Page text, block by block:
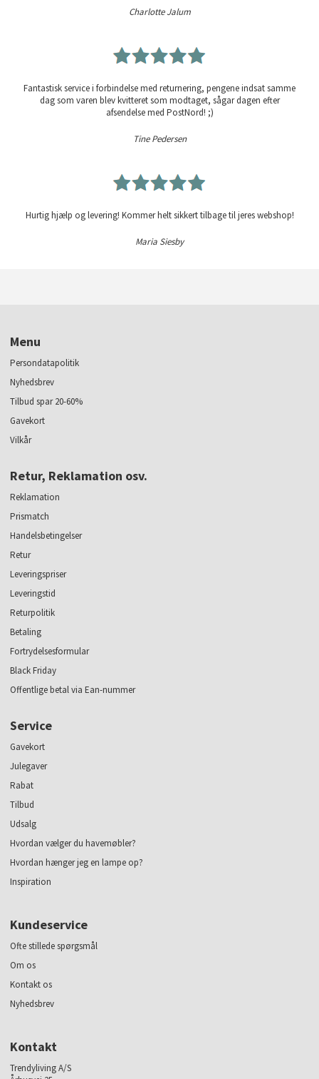
Charlotte Jalum
Fantastisk service i forbindelse med returnering, pengene indsat samme
dag som varen blev kvitteret som modtaget, sågar dagen efter
afsendelse med PostNord! ;)
Tine Pedersen
Hurtig hjælp og levering! Kommer helt sikkert tilbage til jeres webshop!
Maria Siesby
Menu
Persondatapolitik
Nyhedsbrev
Tilbud spar 20-60%
Gavekort
Vilkår
Retur, Reklamation osv.
Reklamation
Prismatch
Handelsbetingelser
Retur
Leveringspriser
Leveringstid
Returpolitik
Betaling
Fortrydelsesformular
Black Friday
Offentlige betal via Ean-nummer
Service
Gavekort
Julegaver
Rabat
Tilbud
Udsalg
Hvordan vælger du havemøbler?
Hvordan hænger jeg en lampe op?
Inspiration
Kundeservice
Ofte stillede spørgsmål
Om os
Kontakt os
Nyhedsbrev
Kontakt
Trendyliving A/S